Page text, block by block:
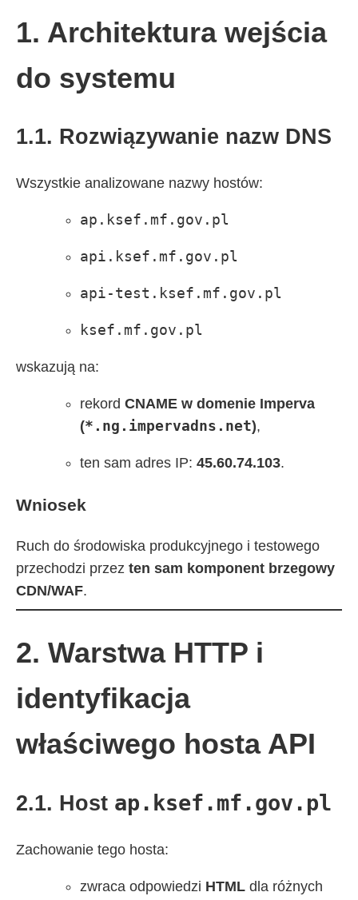
1. Architektura wejścia
do systemu
1.1. Rozwiązywanie nazw DNS
Wszystkie analizowane nazwy hostów:
ap.ksef.mf.gov.pl
api.ksef.mf.gov.pl
api-test.ksef.mf.gov.pl
ksef.mf.gov.pl
wskazują na:
rekord CNAME w domenie Imperva
(*.ng.impervadns.net),
ten sam adres IP: 45.60.74.103.
Wniosek
Ruch do środowiska produkcyjnego i testowego
przechodzi przez ten sam komponent brzegowy
CDN/WAF.
2. Warstwa HTTP i
identyfikacja
właściwego hosta API
2.1. Host ap.ksef.mf.gov.pl
Zachowanie tego hosta:
zwraca odpowiedzi HTML dla różnych